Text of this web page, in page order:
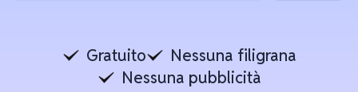
Gratuito
Nessuna filigrana
Nessuna pubblicità